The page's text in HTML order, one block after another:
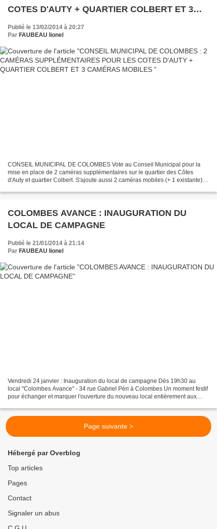
COTES D'AUTY + QUARTIER COLBERT ET 3
Publié le 13/02/2014 à 20:27
Par FAUBEAU lionel
CONSEIL MUNICIPAL DE COLOMBES Vote au Conseil Municipal pour la
mise en place de 2 caméras supplémentaires sur le quartier des Côtes
d'Auty et quartier Colbert. S'ajoute aussi 2 caméras mobiles (+ 1 existante)
COLOMBES AVANCE : INAUGURATION DU
LOCAL DE CAMPAGNE
Publié le 21/01/2014 à 21:14
Par FAUBEAU lionel
Vendredi 24 janvier : Inauguration du local de campagne Dès 19h30 au
local "Colombes Avance" - 34 rue Gabriel Péri à Colombes Un moment festif
pour échanger et marquer l'ouverture du nouveau local entièrement aux
Page suivante >
Hébergé par Overblog
Top articles
Pages
Contact
Signaler un abus